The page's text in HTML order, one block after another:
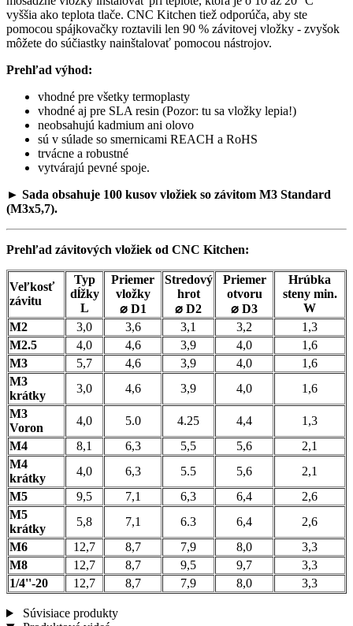
vyššia ako teplota tlače. CNC Kitchen tiež odporúča, aby ste
pomocou spájkovačky roztavili len 90 % závitovej vložky - zvyšok
môžete do súčiastky nainštalovať pomocou nástrojov.
Prehľad výhod:
vhodné pre všetky termoplasty
vhodné aj pre SLA resin (Pozor: tu sa vložky lepia!)
neobsahujú kadmium ani olovo
sú v súlade so smernicami REACH a RoHS
trvácne a robustné
vytvárajú pevné spoje.
► Sada obsahuje 100 kusov vložiek so závitom M3 Standard
(M3x5,7).
Prehľad závitových vložiek od CNC Kitchen:
Veľkosť
závitu
Typ
dĺžky
L
Priemer
vložky
⌀ D1
Stredový
hrot
⌀ D2
Priemer
otvoru
⌀ D3
Hrúbka
steny min.
W
M2
3,0 3,6 3,1 3,2
1,3
M2.5
4,0 4,6 3,9 4,0
1,6
M3
5,7 4,6 3,9 4,0
1,6
M3
krátky
3,0 4,6 3,9 4,0
1,6
M3
Voron
4,0 5.0 4.25 4,4
1,3
M4
8,1 6,3 5,5 5,6
2,1
M4
krátky
4,0 6,3 5.5 5,6
2,1
M5
9,5 7,1 6,3 6,4
2,6
M5
krátky
5,8 7,1 6.3 6,4
2,6
M6
12,7 8,7 7,9 8,0
3,3
M8
12,7 8,7 9,5 9,7
3,3
1/4''-20
12,7 8,7 7,9 8,0 3,3
Súvisiace produkty